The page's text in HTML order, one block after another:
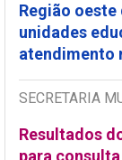
Região oeste
unidades
atendimento
SECRETARIA
Resultados
para consulta